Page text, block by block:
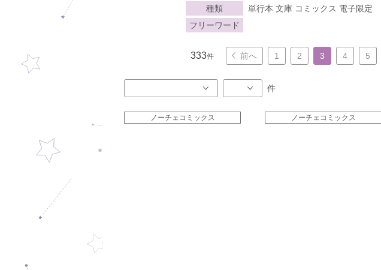
種類
単行本 文庫 コミックス 電子限定
フリーワード
333件 前へ 1 2 3 4 5
件
ノーチェコミックス ノーチェコミックス